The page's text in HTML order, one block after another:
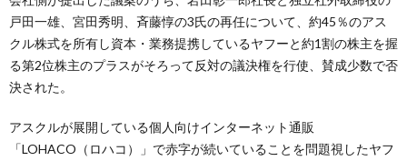
戸田一雄、宮田秀明、斉藤惇の3氏の再任について、約45％のアス
クル株式を所有し資本・業務提携しているヤフーと約1割の株主を握
る第2位株主のプラスがそろって反対の議決権を行使、賛成少数で否
決された。
アスクルが展開している個人向けインターネット通販
「LOHACO（ロハコ）」で赤字が続いていることを問題視したヤフ